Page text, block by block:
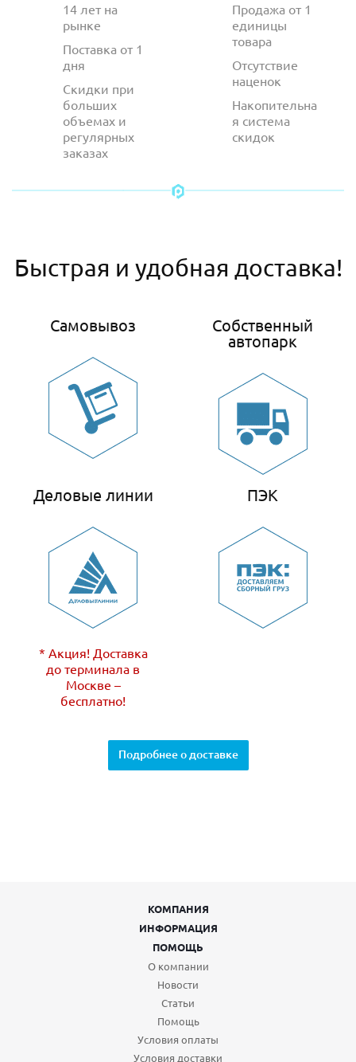
14 лет на
рынке
Поставка от 1
дня
Скидки при
больших
объемах и
регулярных
заказах
Продажа от 1
единицы
товара
Отсутствие
наценок
Накопительна
я система
скидок
Быстрая и удобная доставка!
Самовывоз
Собственный
автопарк
Деловые линии
* Акция! Доставка
до терминала в
Москве –
бесплатно!
ПЭК
Подробнее о доставке
КОМПАНИЯ
ИНФОРМАЦИЯ
ПОМОЩЬ
О компании
Новости
Статьи
Помощь
Условия оплаты
Условия доставки